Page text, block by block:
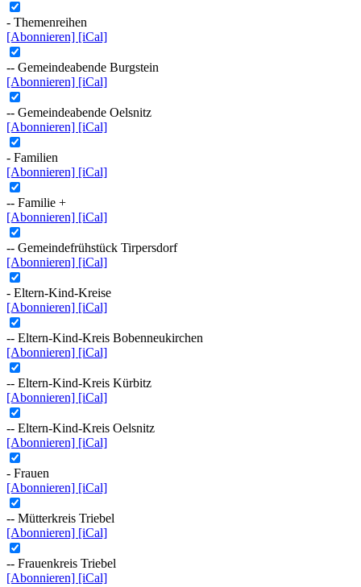
- Themenreihen
[Abonnieren] [iCal]
-- Gemeindeabende Burgstein
[Abonnieren] [iCal]
-- Gemeindeabende Oelsnitz
[Abonnieren] [iCal]
- Familien
[Abonnieren] [iCal]
-- Familie +
[Abonnieren] [iCal]
-- Gemeindefrühstück Tirpersdorf
[Abonnieren] [iCal]
- Eltern-Kind-Kreise
[Abonnieren] [iCal]
-- Eltern-Kind-Kreis Bobenneukirchen
[Abonnieren] [iCal]
-- Eltern-Kind-Kreis Kürbitz
[Abonnieren] [iCal]
-- Eltern-Kind-Kreis Oelsnitz
[Abonnieren] [iCal]
- Frauen
[Abonnieren] [iCal]
-- Mütterkreis Triebel
[Abonnieren] [iCal]
-- Frauenkreis Triebel
[Abonnieren] [iCal]